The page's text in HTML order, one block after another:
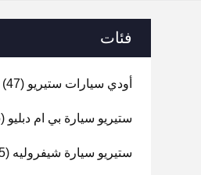
فئات
أودي سيارات ستيريو (47)
ستيريو سيارة بي ام دبليو (96)
ستيريو سيارة شيفروليه (55)